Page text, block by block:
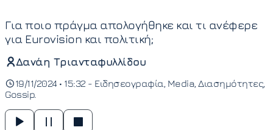
Για ποιο πράγμα απολογήθηκε και τι ανέφερε
για Eurovision και πολιτική;
Δανάη Τριανταφυλλίδου
19/11/2024 • 15:32 - Ειδησεογραφία Media Διασημότητες
Gossip